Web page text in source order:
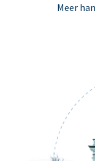
Meer